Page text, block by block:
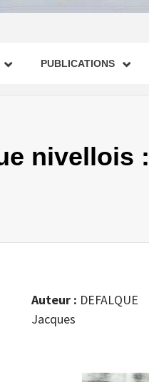
PUBLICATIONS
nivellois
Auteur : DEFALQUE
Jacques